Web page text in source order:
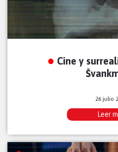
Cine y
26 julio
Leer